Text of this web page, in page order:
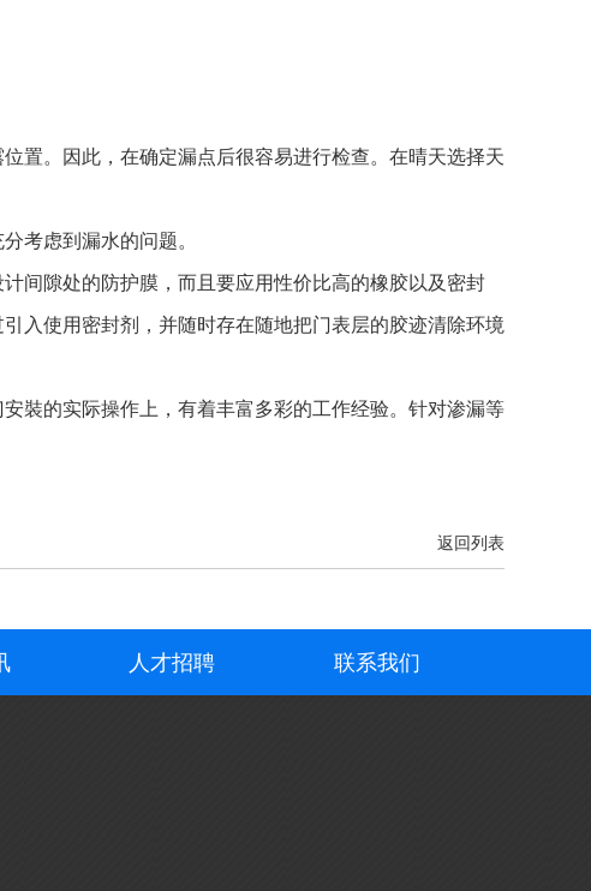
。因此，在确定漏点后很容易进行检查。在晴天选择天
考虑到漏水的问题。
隙处的防护膜，而且要应用性价比高的橡胶以及密封
入使用密封剂，并随时存在随地把门表层的胶迹清除环境
的实际操作上，有着丰富多彩的工作经验。针对渗漏等
返回列表
人才招聘 联系我们